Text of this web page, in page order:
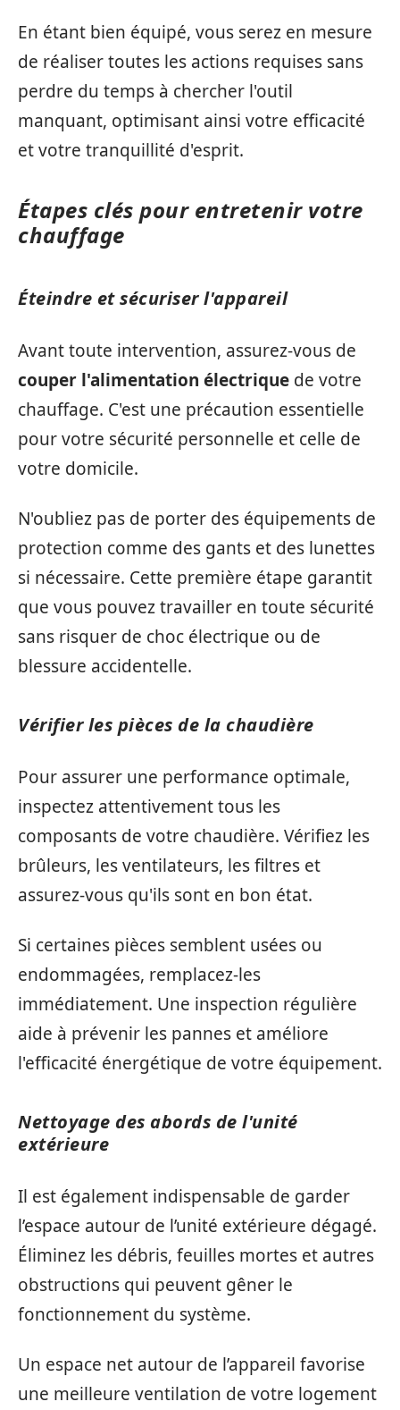
En étant bien équipé, vous serez en mesure
de réaliser toutes les actions requises sans
perdre du temps à chercher l'outil
manquant, optimisant ainsi votre efficacité
et votre tranquillité d'esprit.
Étapes clés pour entretenir votre
chauffage
Éteindre et sécuriser l'appareil
Avant toute intervention, assurez-vous de
couper l'alimentation électrique de votre
chauffage. C'est une précaution essentielle
pour votre sécurité personnelle et celle de
votre domicile.
N'oubliez pas de porter des équipements de
protection comme des gants et des lunettes
si nécessaire. Cette première étape garantit
que vous pouvez travailler en toute sécurité
sans risquer de choc électrique ou de
blessure accidentelle.
Vérifier les pièces de la chaudière
Pour assurer une performance optimale,
inspectez attentivement tous les
composants de votre chaudière. Vérifiez les
brûleurs, les ventilateurs, les filtres et
assurez-vous qu'ils sont en bon état.
Si certaines pièces semblent usées ou
endommagées, remplacez-les
immédiatement. Une inspection régulière
aide à prévenir les pannes et améliore
l'efficacité énergétique de votre équipement.
Nettoyage des abords de l'unité
extérieure
Il est également indispensable de garder
l’espace autour de l’unité extérieure dégagé.
Éliminez les débris, feuilles mortes et autres
obstructions qui peuvent gêner le
fonctionnement du système.
Un espace net autour de l’appareil favorise
une meilleure ventilation de votre logement